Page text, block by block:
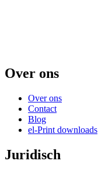
Over ons
Over ons
Contact
Blog
el-Print downloads
Juridisch